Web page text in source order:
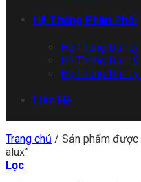
Hệ Thống Phân Phối
Hệ Thống Đại
Hệ Thống Đại
Hệ Thống Đại
Liên Hệ
Trang chủ / Sản phẩm được
alux”
Lọc